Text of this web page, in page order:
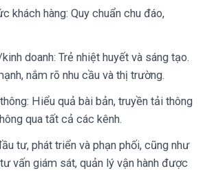
khách hàng: Quy chuẩn chu đáo,
doanh: Trẻ nhiệt huyết và sáng tạo.
nắm rõ nhu cầu và thị trường.
Hiểu quả bài bản, truyền tải thông
qua tất cả các kênh.
tư, phát triển và phạn phối, cũng như
vấn giám sát, quản lý vận hành được